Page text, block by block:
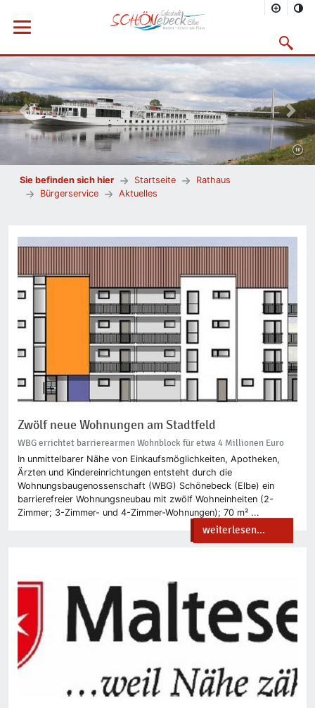
Menü öffnen
Vorheriges Bild
Sie befinden sich hier Startseite
Rathaus
Bürgerservice
Aktuelles
Zwölf neue Wohnungen am Stadtfeld
WBG errichtet barrierearmen Wohnblock für etwa 4 Millionen Euro
In unmittelbarer Nähe von Einkaufsmöglichkeiten, Apotheken,
Ärzten und Kindereinrichtungen entsteht durch die
Wohnungsbaugenossenschaft (WBG) Schönebeck (Elbe) ein
barrierefreier Wohnungsneubau mit zwölf Wohneinheiten (2-
Zimmer; 3-Zimmer- und 4-Zimmer-Wohnungen); 70 m² ...
weiterlesen...